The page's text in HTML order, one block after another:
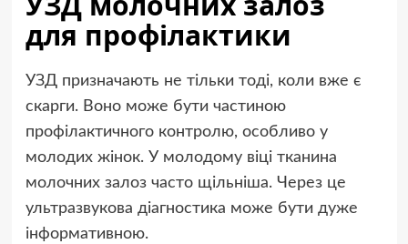
для профілактики
УЗД призначають не тільки тоді, коли вже є
скарги. Воно може бути частиною
профілактичного контролю, особливо у
молодих жінок. У молодому віці тканина
молочних залоз часто щільніша. Через це
ультразвукова діагностика може бути дуже
інформативною.